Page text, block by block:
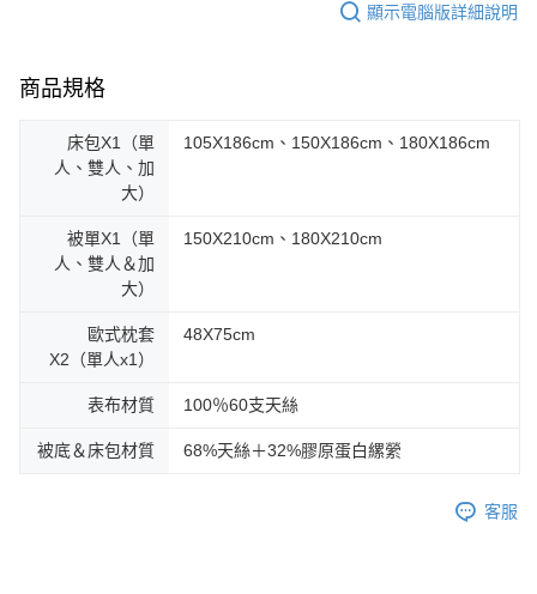
顯示電腦版詳細說明
商品規格
床包X1（單
人、雙人、加
大）
105X186cm、150X186cm、180X186cm
被單X1（單
人、雙人＆加
大）
150X210cm、180X210cm
歐式枕套
X2（單人x1）
48X75cm
表布材質 100％60支天絲
被底＆床包材質 68%天絲＋32%膠原蛋白縲縈
客服